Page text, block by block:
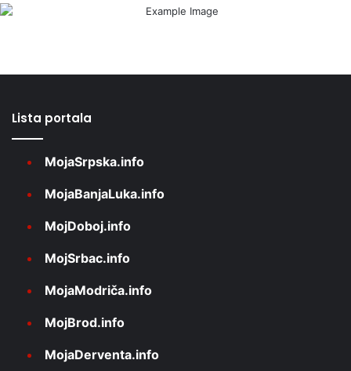
Lista portala
MojaSrpska.info
MojaBanjaLuka.info
MojDoboj.info
MojSrbac.info
MojaModriča.info
MojBrod.info
MojaDerventa.info